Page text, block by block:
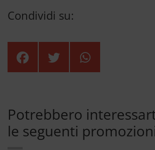
Condividi su:
Potrebbero
le seguenti